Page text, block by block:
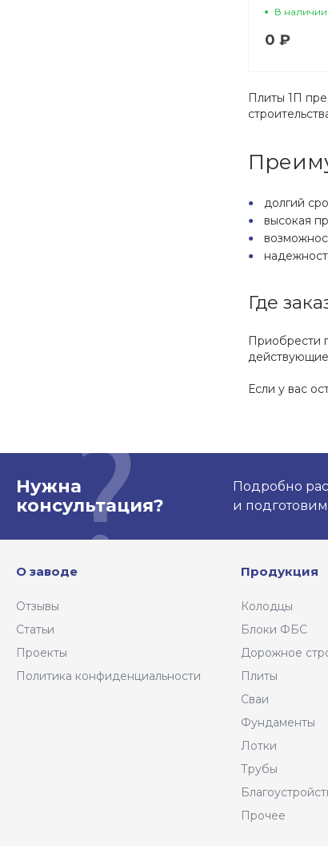
В наличии
0 ₽
Плиты 1П
долгий
высокая
Где
Приобрести
Если у вас
Нужна
консультация?
Подробно
и
О заводе
Отзывы
Статьи
Проекты
Политика конфиденциальности
Продукция
Колодцы
Блоки ФБС
Дорожное
Плиты
Сваи
Фундаменты
Лотки
Трубы
Прочее